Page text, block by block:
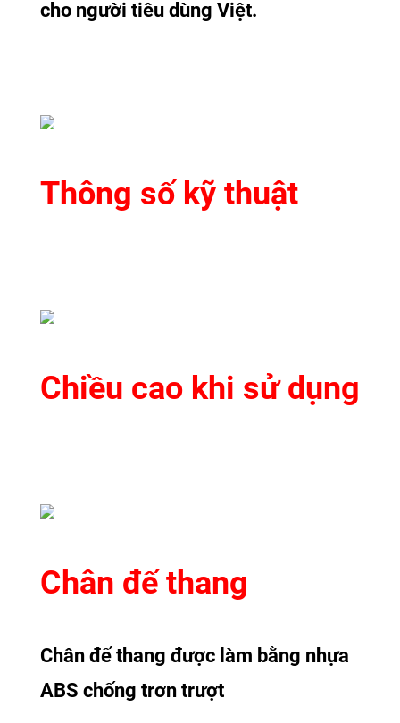
cho người tiêu dùng Việt.
Thông số kỹ thuật
Chiều cao khi sử dụng
Chân đế thang
Chân đế thang được làm bằng nhựa
ABS chống trơn trượt